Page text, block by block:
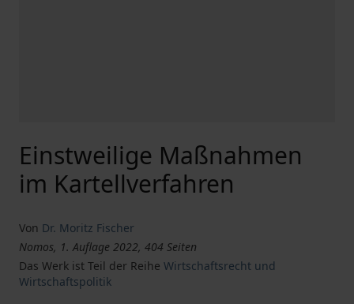
Einstweilige Maßnahmen
im Kartellverfahren
Von Dr. Moritz Fischer
Nomos, 1. Auflage 2022, 404 Seiten
Das Werk ist Teil der Reihe Wirtschaftsrecht und
Wirtschaftspolitik